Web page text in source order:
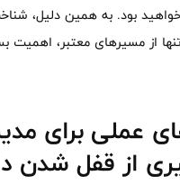
بود. به همین دلیل،
از مسیرهای معتبر، اهمیت
عملی برای
از قفل شدن